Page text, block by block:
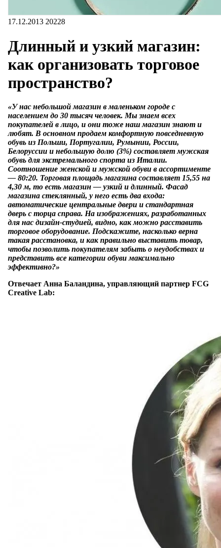
17.12.2013 20228
Длинный и узкий магазин:
как организовать торговое
пространство?
«У нас небольшой магазин в маленьком городе с
населением до 30 тысяч человек. Мы знаем всех
покупателей в лицо, и они тоже наш магазин знают и
любят. В основном продаем комфортную повседневную
обувь из Польши, Португалии, Румынии, России,
Белоруссии и небольшую долю (3%) составляет мужская
обувь для экстремального спорта из Италии.
Соотношение женской и мужской обуви в ассортименте
— 80:20. Торговая площадь магазина составляет 15,55 на
4,30 м, то есть магазин — узкий и длинный. Фасад
магазина стеклянный, у него есть два входа:
автоматические центральные двери и стандартная
дверь с торца справа. На изображениях, разработанных
для нас дизайн-студией, видно, как можно расставить
торговое оборудование. Подскажите, насколько верна
такая расстановка, и как правильно выставить товар,
чтобы позволить покупателям забыть о неудобствах и
представить все категории обуви максимально
эффективно?»
Отвечает Анна Баландина, управляющий партнер FCG
Creative Lab: